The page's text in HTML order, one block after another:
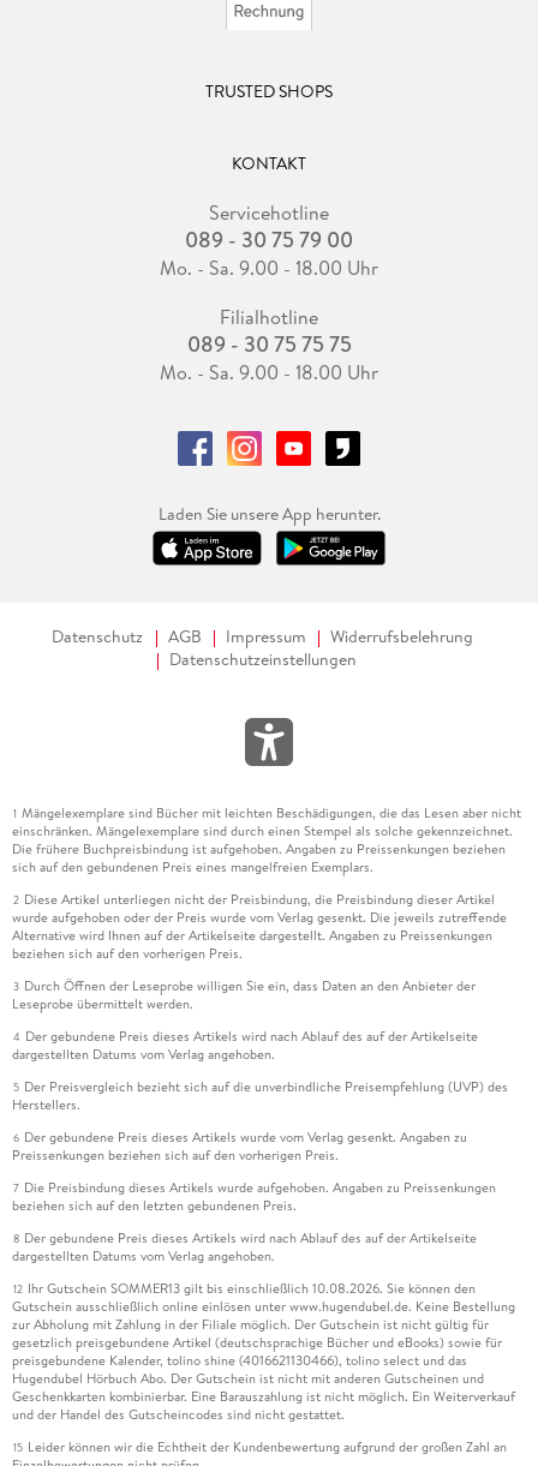
TRUSTED SHOPS
KONTAKT
Servicehotline
089 - 30 75 79 00
Mo. - Sa. 9.00 - 18.00 Uhr
Filialhotline
089 - 30 75 75 75
Mo. - Sa. 9.00 - 18.00 Uhr
Laden Sie unsere App herunter.
Datenschutz AGB Impressum
Widerrufsbelehrung
Datenschutzeinstellungen
1 Mängelexemplare sind Bücher mit leichten Beschädigungen, die das Lesen aber nicht
einschränken. Mängelexemplare sind durch einen Stempel als solche gekennzeichnet.
Die frühere Buchpreisbindung ist aufgehoben. Angaben zu Preissenkungen beziehen
sich auf den gebundenen Preis eines mangelfreien Exemplars.
2 Diese Artikel unterliegen nicht der Preisbindung, die Preisbindung dieser Artikel
wurde aufgehoben oder der Preis wurde vom Verlag gesenkt. Die jeweils zutreffende
Alternative wird Ihnen auf der Artikelseite dargestellt. Angaben zu Preissenkungen
beziehen sich auf den vorherigen Preis.
3 Durch Öffnen der Leseprobe willigen Sie ein, dass Daten an den Anbieter der
Leseprobe übermittelt werden.
4 Der gebundene Preis dieses Artikels wird nach Ablauf des auf der Artikelseite
dargestellten Datums vom Verlag angehoben.
5 Der Preisvergleich bezieht sich auf die unverbindliche Preisempfehlung (UVP) des
Herstellers.
6 Der gebundene Preis dieses Artikels wurde vom Verlag gesenkt. Angaben zu
Preissenkungen beziehen sich auf den vorherigen Preis.
7 Die Preisbindung dieses Artikels wurde aufgehoben. Angaben zu Preissenkungen
beziehen sich auf den letzten gebundenen Preis.
8 Der gebundene Preis dieses Artikels wird nach Ablauf des auf der Artikelseite
dargestellten Datums vom Verlag angehoben.
12 Ihr Gutschein SOMMER13 gilt bis einschließlich 10.08.2026. Sie können den
Gutschein ausschließlich online einlösen unter www.hugendubel.de. Keine Bestellung
zur Abholung mit Zahlung in der Filiale möglich. Der Gutschein ist nicht gültig für
gesetzlich preisgebundene Artikel (deutschsprachige Bücher und eBooks) sowie für
preisgebundene Kalender, tolino shine (4016621130466), tolino select und das
Hugendubel Hörbuch Abo. Der Gutschein ist nicht mit anderen Gutscheinen und
Geschenkkarten kombinierbar. Eine Barauszahlung ist nicht möglich. Ein Weiterverkauf
und der Handel des Gutscheincodes sind nicht gestattet.
15 Leider können wir die Echtheit der Kundenbewertung aufgrund der großen Zahl an